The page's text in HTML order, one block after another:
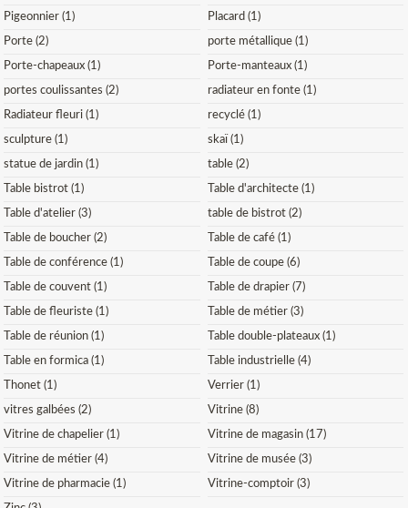
Pigeonnier (1) Placard (1)
Porte (2) porte métallique (1)
Porte-chapeaux (1) Porte-manteaux (1)
portes coulissantes (2) radiateur en fonte (1)
Radiateur fleuri (1) recyclé (1)
sculpture (1) skaï (1)
statue de jardin (1) table (2)
Table bistrot (1) Table d'architecte (1)
Table d'atelier (3) table de bistrot (2)
Table de boucher (2) Table de café (1)
Table de conférence (1) Table de coupe (6)
Table de couvent (1) Table de drapier (7)
Table de fleuriste (1) Table de métier (3)
Table de réunion (1) Table double-plateaux (1)
Table en formica (1) Table industrielle (4)
Thonet (1) Verrier (1)
vitres galbées (2) Vitrine (8)
Vitrine de chapelier (1) Vitrine de magasin (17)
Vitrine de métier (4) Vitrine de musée (3)
Vitrine de pharmacie (1) Vitrine-comptoir (3)